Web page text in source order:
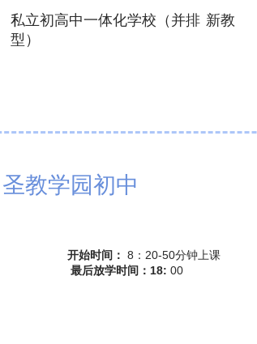
私立初高中一体化学校（并排
型）
新教
圣教学园初中
开始时间： 8：20-50分钟上课
最后放学时间：18: 00